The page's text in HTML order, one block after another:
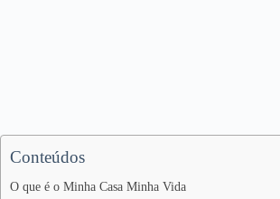
Conteúdos
O que é o Minha Casa Minha Vida